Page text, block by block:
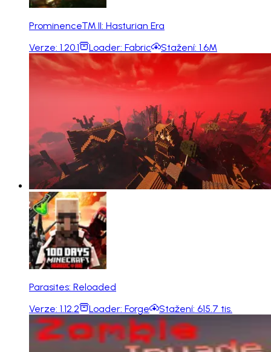
Prominence™ II: Hasturian Era
Verze: 1.20.1 Loader: Fabric Stažení: 1.6M
Parasites: Reloaded
Verze: 1.12.2 Loader: Forge Stažení: 615.7 tis.